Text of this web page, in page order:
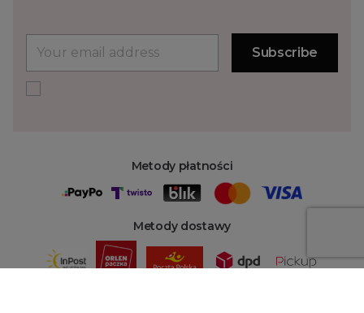
Metody płatności
Metody dostawy